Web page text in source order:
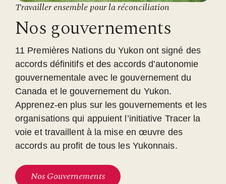
Travailler ensemble pour la réconciliation
Nos gouvernements
11 Premières Nations du Yukon ont signé des
accords définitifs et des accords d’autonomie
gouvernementale avec le gouvernement du
Canada et le gouvernement du Yukon.
Apprenez-en plus sur les gouvernements et les
organisations qui appuient l’initiative Tracer la
voie et travaillent à la mise en œuvre des
accords au profit de tous les Yukonnais.
Nos Gouvernements